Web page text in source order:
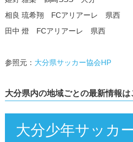
相良 琉希翔 FCアリアーレ 県西
田中 燈 FCアリアーレ 県西
参照元： 大分県サッカー協会HP
大分県内の地域ごとの最新情報は
大分少年サッカ